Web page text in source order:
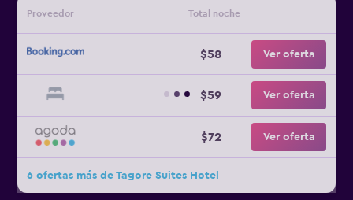
Proveedor Total noche
$58 Ver oferta
$59 Ver oferta
$72 Ver oferta
6 ofertas más de Tagore Suites Hotel